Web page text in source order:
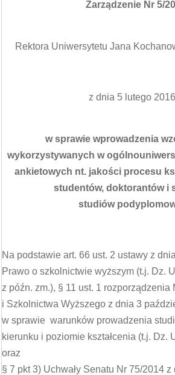
Zarządzenie Nr 5/
Rektora Uniwersytetu Jana
z dnia 5 lutego
w sprawie wprowadzenia
wykorzystywanych w
ankietowych nt. jakości procesu
studentów, doktorantów i
studiów
Na podstawie art. 66 ust. 2 ustawy z
Prawo o szkolnictwie wyższym (t.j. Dz.
z późn. zm.), § 11 ust. 1 rozporządzenia
i Szkolnictwa Wyższego z dnia 3
w sprawie warunków prowadzenia
kierunku i poziomie kształcenia (t.j. Dz.
oraz
§ 7 pkt 3) Uchwały Senatu Nr 75/2014